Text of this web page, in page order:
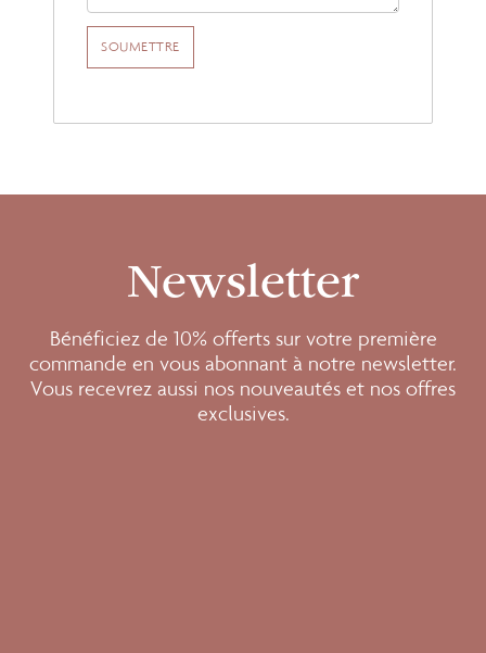
Newsletter
Bénéficiez de 10% offerts sur votre première
commande en vous abonnant à notre newsletter.
Vous recevrez aussi nos nouveautés et nos offres
exclusives.